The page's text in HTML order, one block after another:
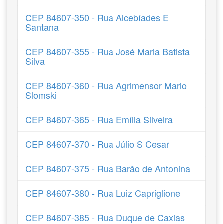
CEP 84607-350 - Rua Alcebíades E
Santana
CEP 84607-355 - Rua José Maria Batista
Silva
CEP 84607-360 - Rua Agrimensor Mario
Slomski
CEP 84607-365 - Rua Emília Silveira
CEP 84607-370 - Rua Júlio S Cesar
CEP 84607-375 - Rua Barão de Antonina
CEP 84607-380 - Rua Luiz Capriglione
CEP 84607-385 - Rua Duque de Caxias